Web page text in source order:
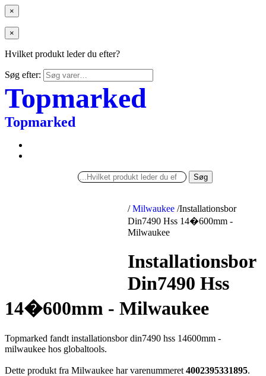
×
×
Hvilket produkt leder du efter?
Søg efter:
Topmarked
Topmarked
Søg
/ Milwaukee /Installationsbor
Din7490 Hss 14�600mm -
Milwaukee
Installationsbor
Din7490 Hss
14�600mm - Milwaukee
Topmarked fandt installationsbor din7490 hss 14600mm -
milwaukee hos globaltools.
Dette produkt fra Milwaukee har varenummeret 4002395331895.